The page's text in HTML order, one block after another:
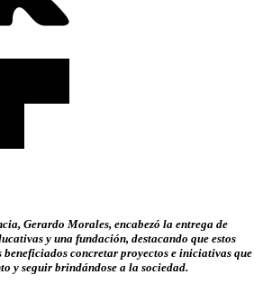
Gerardo Morales, encabezó la entrega de
y una fundación, destacando que estos
concretar proyectos e iniciativas que
y seguir brindándose a la sociedad.